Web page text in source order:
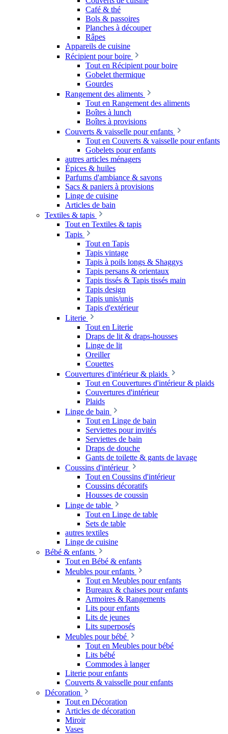
Café & thé
Bols & passoires
Planches à découper
Râpes
Appareils de cuisine
Récipient pour boire
Tout en Récipient pour boire
Gobelet thermique
Gourdes
Rangement des aliments
Tout en Rangement des aliments
Boîtes à lunch
Boîtes à provisions
Couverts & vaisselle pour enfants
Tout en Couverts & vaisselle pour enfants
Gobelets pour enfants
autres articles ménagers
Épices & huiles
Parfums d'ambiance & savons
Sacs & paniers à provisions
Linge de cuisine
Articles de bain
Textiles & tapis
Tout en Textiles & tapis
Tapis
Tout en Tapis
Tapis vintage
Tapis à poils longs & Shaggys
Tapis persans & orientaux
Tapis tissés & Tapis tissés main
Tapis design
Tapis unis/unis
Tapis d'extérieur
Literie
Tout en Literie
Draps de lit & draps-housses
Linge de lit
Oreiller
Couettes
Couvertures d'intérieur & plaids
Tout en Couvertures d'intérieur & plaids
Couvertures d'intérieur
Plaids
Linge de bain
Tout en Linge de bain
Serviettes pour invités
Serviettes de bain
Draps de douche
Gants de toilette & gants de lavage
Coussins d'intérieur
Tout en Coussins d'intérieur
Coussins décoratifs
Housses de coussin
Linge de table
Tout en Linge de table
Sets de table
autres textiles
Linge de cuisine
Bébé & enfants
Tout en Bébé & enfants
Meubles pour enfants
Tout en Meubles pour enfants
Bureaux & chaises pour enfants
Armoires & Rangements
Lits pour enfants
Lits de jeunes
Lits superposés
Meubles pour bébé
Tout en Meubles pour bébé
Lits bébé
Commodes à langer
Literie pour enfants
Couverts & vaisselle pour enfants
Décoration
Tout en Décoration
Articles de décoration
Miroir
Vases